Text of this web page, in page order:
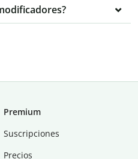
Premium
Suscripciones
Precios